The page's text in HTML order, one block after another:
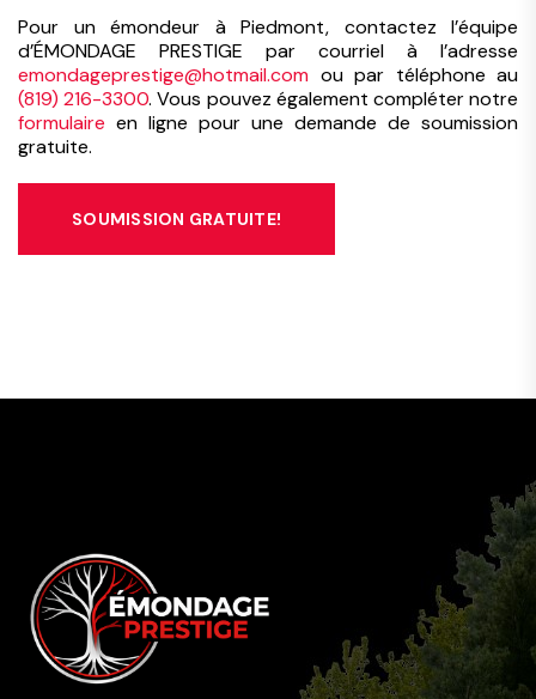
Pour un émondeur à Piedmont, contactez l’équipe
d’ÉMONDAGE PRESTIGE par courriel à l’adresse
emondageprestige@hotmail.com ou par téléphone au
(819) 216-3300. Vous pouvez également compléter notre
formulaire en ligne pour une demande de soumission
gratuite.
SOUMISSION GRATUITE!